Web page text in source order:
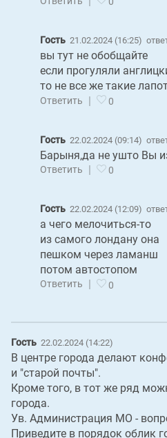
Гость 21.02.2024 (16:25)
вы тут не обобщайте
если прогуляли
то не все же такие
Ответить | 0
Гость 22.02.2024 (09:14)
Барыня,да не ушто Вы
Ответить | 0
Гость 22.02.2024 (12:09)
а чего мелочиться-то
из самого лондану она
пешком через ламанш
потом автостопом
Ответить 0
Гость 22.02.2024 (14:22)
В центре города делают
и "старой почты".
Кроме того, в тот же ряд
города.
Ув. Администрация МО -
Приведите в порядок облик